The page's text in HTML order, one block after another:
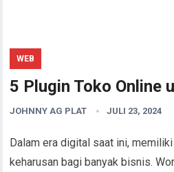
WEB
5 Plugin Toko Online
JOHNNY AG PLAT JULI 23, 2024
Dalam era digital saat ini,
keharusan bagi banyak bisnis.